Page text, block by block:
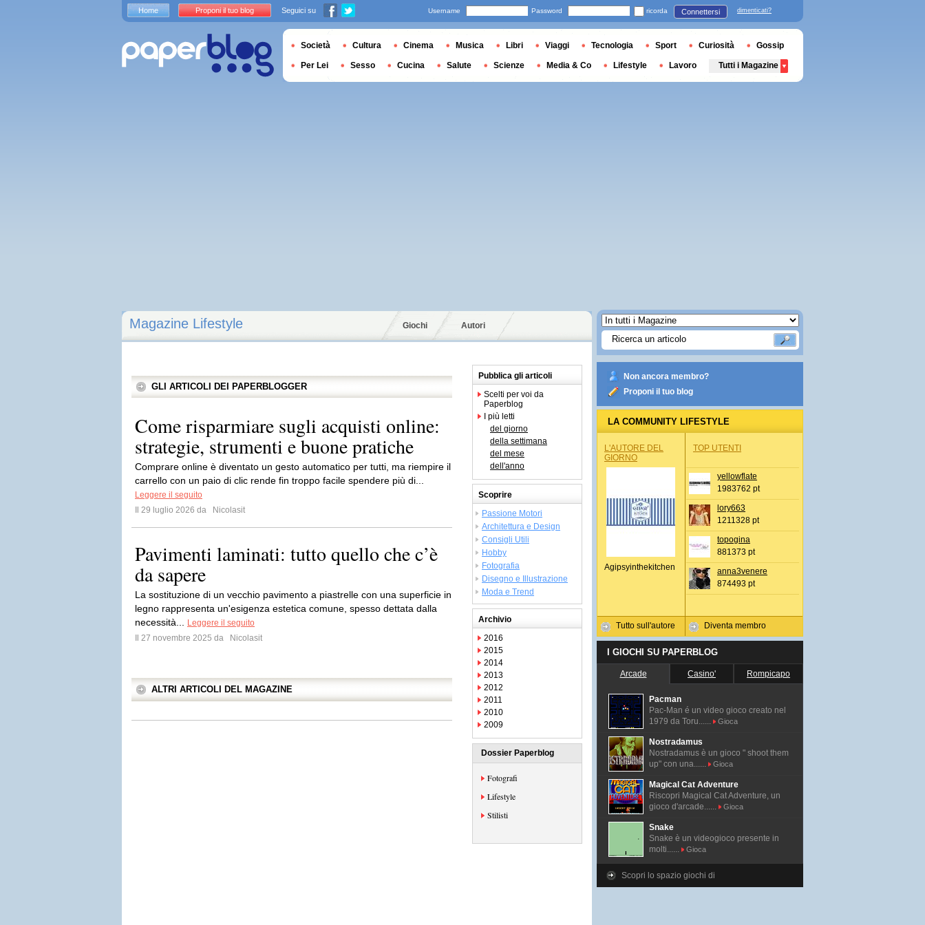
Magazine Lifestyle Giochi Autori
GLI ARTICOLI DEI PAPERBLOGGER
Come risparmiare sugli acquisti online:
strategie, strumenti e buone pratiche
Comprare online è diventato un gesto automatico per tutti, ma riempire il
carrello con un paio di clic rende fin troppo facile spendere più di...
Leggere il seguito
Il 29 luglio 2026 da
Nicolasit
Pavimenti laminati: tutto quello che c’è
da sapere
La sostituzione di un vecchio pavimento a piastrelle con una superficie in
legno rappresenta un'esigenza estetica comune, spesso dettata dalla
necessità...
Leggere il seguito
Il 27 novembre 2025 da
Nicolasit
ALTRI ARTICOLI DEL MAGAZINE
Pubblica gli articoli
Scelti per voi da
Paperblog
I più letti
del giorno
della settimana
del mese
dell'anno
Scoprire
Passione Motori
Architettura e Design
Consigli Utili
Hobby
Fotografia
Disegno e Illustrazione
Moda e Trend
Archivio
2016
2015
2014
2013
2012
2011
2010
2009
Dossier Paperblog
Fotografi
Lifestyle
Stilisti
Non ancora membro?
Proponi il tuo blog
LA COMMUNITY LIFESTYLE
L'AUTORE DEL
GIORNO
Agipsyinthekitchen
Tutto sull'autore
TOP UTENTI
yellowflate
1983762 pt
lory663
1211328 pt
topogina
881373 pt
anna3venere
874493 pt
Diventa membro
I GIOCHI SU PAPERBLOG
Arcade Casino' Rompicapo
Pacman
Pac-Man é un video gioco creato nel
1979 da Toru......
Gioca
Nostradamus
Nostradamus è un gioco " shoot them
up" con una......
Gioca
Magical Cat Adventure
Riscopri Magical Cat Adventure, un
gioco d'arcade......
Gioca
Snake
Snake è un videogioco presente in
molti......
Gioca
Scopri lo spazio giochi di
Home Proponi il tuo blog Seguici su Username Password ricorda Connettersi dimenticati?
Società Cultura Cinema Musica Libri Viaggi Tecnologia Sport Curiosità Gossip
Per Lei Sesso Cucina Salute Scienze Media & Co Lifestyle Lavoro Tutti i Magazine